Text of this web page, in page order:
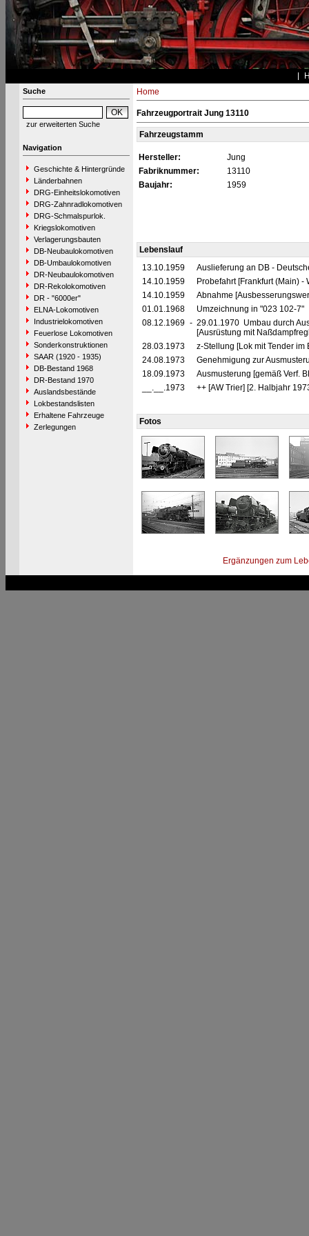
Suche
zur erweiterten Suche
Navigation
Geschichte & Hintergründe
Länderbahnen
DRG-Einheitslokomotiven
DRG-Zahnradlokomotiven
DRG-Schmalspurlok.
Kriegslokomotiven
Verlagerungsbauten
DB-Neubaulokomotiven
DB-Umbaulokomotiven
DR-Neubaulokomotiven
DR-Rekolokomotiven
DR - "6000er"
ELNA-Lokomotiven
Industrielokomotiven
Feuerlose Lokomotiven
Sonderkonstruktionen
SAAR (1920 - 1935)
DB-Bestand 1968
DR-Bestand 1970
Auslandsbestände
Lokbestandslisten
Erhaltene Fahrzeuge
Zerlegungen
Home
Fahrzeugportrait Jung 13110
Fahrzeugstamm
Hersteller:
Jung
Fabriknummer:
13110
Baujahr:
1959
Lebenslauf
13.10.1959
Auslieferung an DB -
14.10.1959
Probefahrt [Frankfurt (Main) -
14.10.1959
Abnahme
01.01.1968
Umzeichnung in "023 102-7"
08.12.1969 - 29.01.1970 Umbau durch
[Ausrüstung mit
28.03.1973
z-Stellung [Lok mit Tender im
24.08.1973
Genehmigung zur
18.09.1973
Ausmusterung [gemäß Verf.
__.__.1973
++ [AW Trier] [2. Halbjahr
Fotos
Ergänzungen zum